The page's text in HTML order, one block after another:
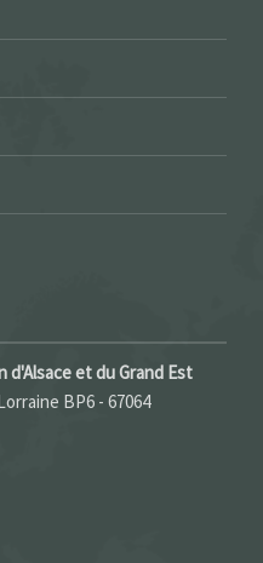
d'Alsace et du Grand Est
BP6 - 67064